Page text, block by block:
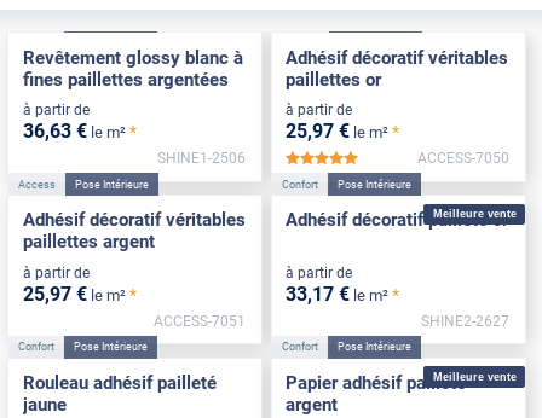
Revêtement glossy blanc à
fines paillettes argentées
à partir de
36,63 € le m² *
SHINE1-2506
Adhésif décoratif véritables
paillettes or
à partir de
25,97 € le m² *
ACCESS-7050
Access Pose Intérieure
Adhésif décoratif véritables
paillettes argent
à partir de
25,97 € le m² *
ACCESS-7051
Meilleure vente
Confort Pose Intérieure
Adhésif décoratif pailleté or
à partir de
33,17 € le m² *
SHINE2-2627
Confort Pose Intérieure
Rouleau adhésif pailleté
jaune
Meilleure vente
Confort Pose Intérieure
Papier adhésif pailleté
argent